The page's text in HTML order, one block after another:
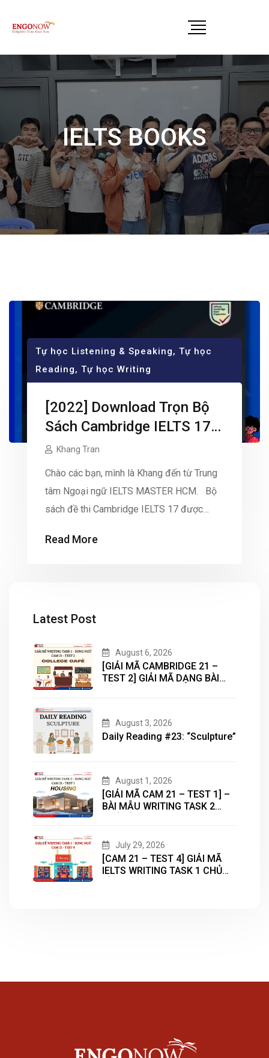
IELTS BOOKS
Tự học Listening & Speaking, Tự học
Reading, Tự học Writing
[2022] Download Trọn Bộ
Sách Cambridge IELTS 17 –
Tải Miễn Phí AUDIO & PDF
(Bản Đẹp)
Khang Tran
Chào các bạn, mình là Khang đến từ Trung
tâm Ngoại ngữ IELTS MASTER HCM. Bộ
sách đề thi Cambridge IELTS 17 được
mắt trong tháng 6/2022, hứa hẹn sẽ có
Read More
Latest Post
August 6, 2026
[GIẢI MÃ CAMBRIDGE 21 –
TEST 2] GIẢI MÃ DẠNG BÀI
August 3, 2026
Daily Reading #23: “Sculpture”
August 1, 2026
[GIẢI MÃ CAM 21 – TEST 1] –
BÀI MẪU WRITING TASK 2
July 29, 2026
[CAM 21 – TEST 4] GIẢI MÃ
IELTS WRITING TASK 1 CHỦ